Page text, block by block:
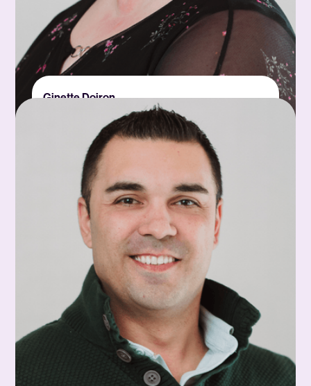
Ginette Doiron
Présidente-directrice générale